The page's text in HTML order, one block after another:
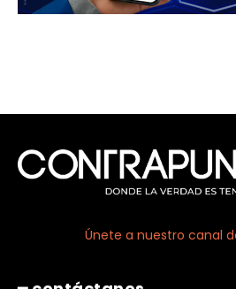
Únete a nuestro canal